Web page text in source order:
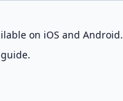
on iOS and Android.